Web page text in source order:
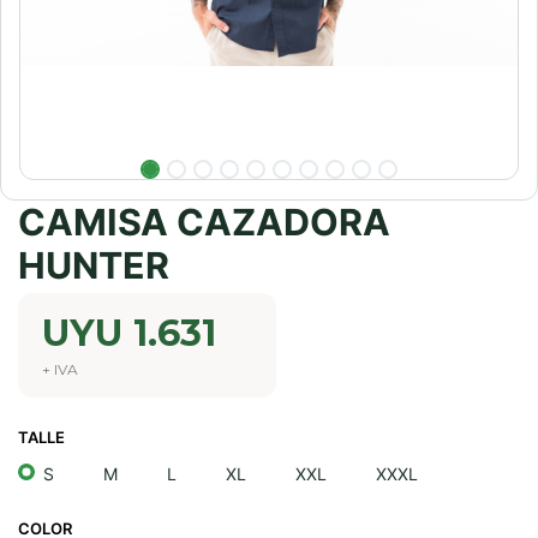
CAMISA CAZADORA
HUNTER
UYU 1.631
+ IVA
TALLE
S M L XL XXL XXXL
COLOR